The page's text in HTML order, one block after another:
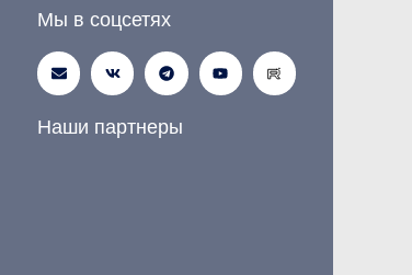
Мы в соцсетях
Наши партнеры